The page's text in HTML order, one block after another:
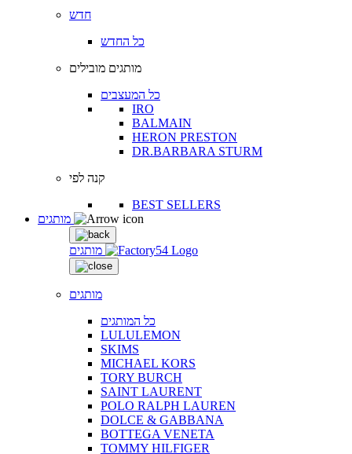
חדש
כל החדש
מותגים מובילים
כל המעצבים
IRO
BALMAIN
HERON PRESTON
DR.BARBARA STURM
קנה לפי
BEST SELLERS
מותגים
מותגים
כל המותגים
LULULEMON
SKIMS
MICHAEL KORS
TORY BURCH
SAINT LAURENT
POLO RALPH LAUREN
DOLCE & GABBANA
BOTTEGA VENETA
TOMMY HILFIGER